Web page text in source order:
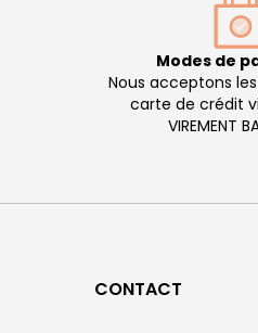
Modes de
Nous acceptons
carte de crédit
VIREMENT
CONTACT